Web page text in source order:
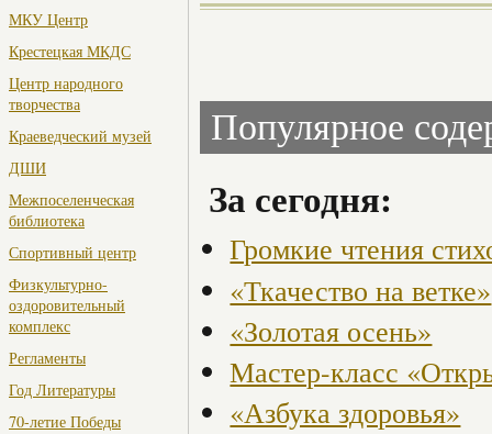
МКУ Центр
Крестецкая МКДС
Центр народного
творчества
Краеведческий музей
ДШИ
Межпоселенческая
библиотека
Спортивный центр
Физкультурно-
оздоровительный
комплекс
Регламенты
Год Литературы
70-летие Победы
Популярное
За сегодня:
Громкие чтения
«Ткачество на ветке»
«Золотая осень»
Мастер-класс
«Азбука здоровья»